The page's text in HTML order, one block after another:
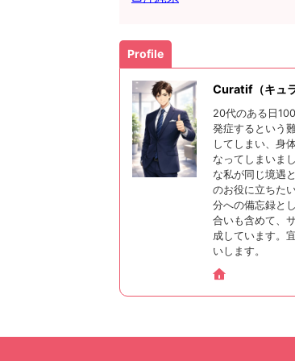
Profile
Curatif（キュラ
20代のある日
発症するという
してしまい、身
なってしまいま
な私が同じ境遇
のお役に立ちた
分への備忘録と
合いも含めて、
成しています。
いします。